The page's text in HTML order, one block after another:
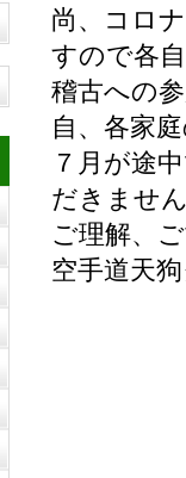
尚、コロ
すので各
稽古への
自、各家
７月が途
だきませ
ご理解、
空手道天